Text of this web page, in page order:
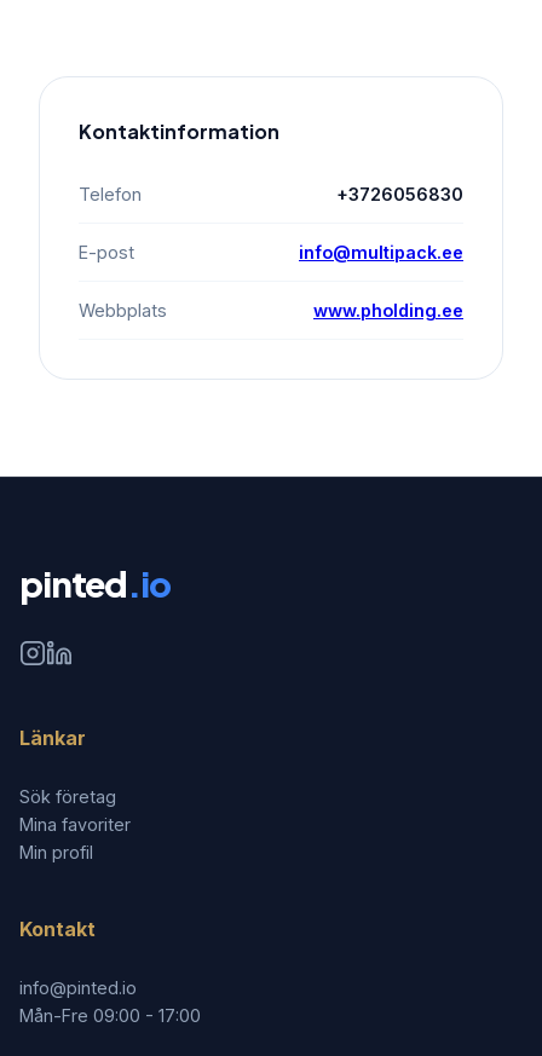
Kontaktinformation
Telefon +3726056830
E-post info@multipack.ee
Webbplats www.pholding.ee
pinted.io
Länkar
Sök företag
Mina favoriter
Min profil
Kontakt
info@pinted.io
Mån-Fre 09:00 - 17:00